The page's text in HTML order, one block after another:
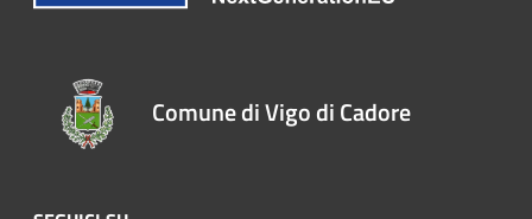
Comune di Vigo di Cadore